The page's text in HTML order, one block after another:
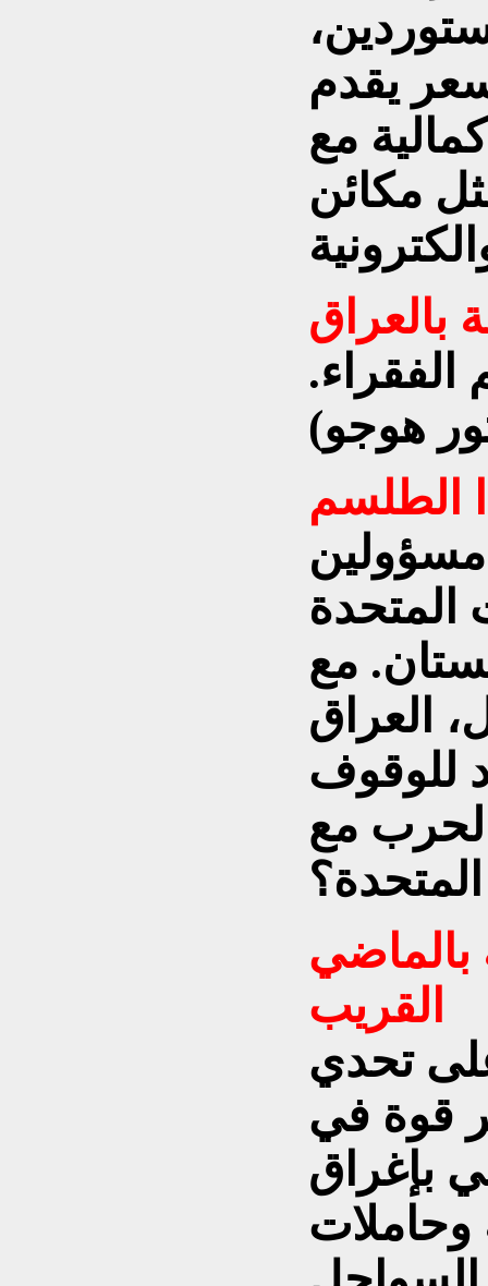
يقدم
مع
مكائن
بالعراق
الفقراء.
الطلسم
مسؤولين
المتحدة
مع
العراق
للوقوف
مع
المتحدة؟
بالماضي
القريب
تحدي
قوة في
بإغراق
وحاملات